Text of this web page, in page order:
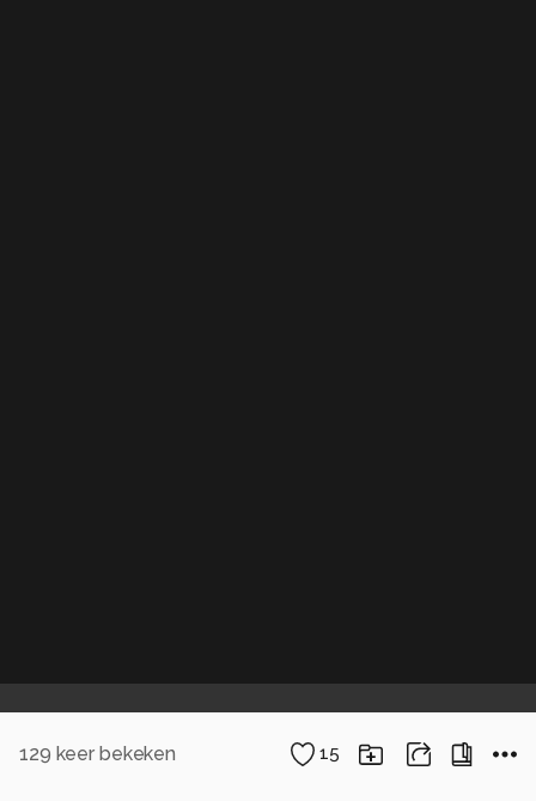
129 keer bekeken 15